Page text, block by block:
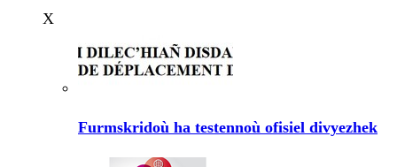
X
Furmskridoù ha testennoù ofisiel divyezhek